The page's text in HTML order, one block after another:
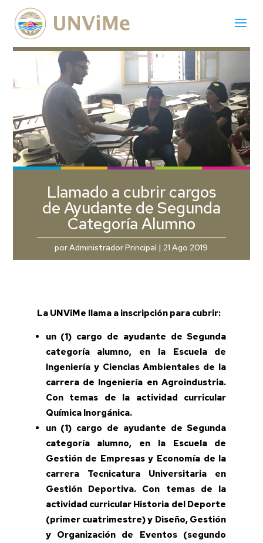
Llamado a cubrir cargos
de Ayudante de Segunda
Categoría Alumno
porAdministrador Principal | 21 Ago 2019
La UNViMe llama a inscripción para cubrir:
un (1) cargo de ayudante de Segunda
categoría alumno, en la Escuela de
Ingeniería y Ciencias Ambientales de la
carrera de Ingeniería en Agroindustria.
Con temas de la actividad curricular
Química Inorgánica.
un (1) cargo de ayudante de Segunda
categoría alumno, en la Escuela de
Gestión de Empresas y Economía de la
carrera Tecnicatura Universitaria en
Gestión Deportiva. Con temas de la
actividad curricular Historia del Deporte
(primer cuatrimestre) y Diseño, Gestión
y Organización de Eventos (segundo